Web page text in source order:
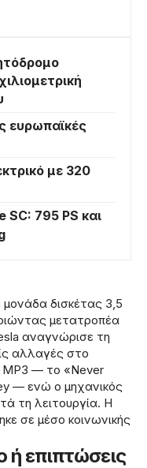
ευρωπαϊκές
με 320
795 PS και
δισκέτας 3,5
μετατροπέα
αναγνώρισε τη
αλλαγές στο
MP3 — το «Never
— ενώ ο μηχανικός
τη λειτουργία. Η
σε μέσο κοινωνικής
ή επιπτώσεις